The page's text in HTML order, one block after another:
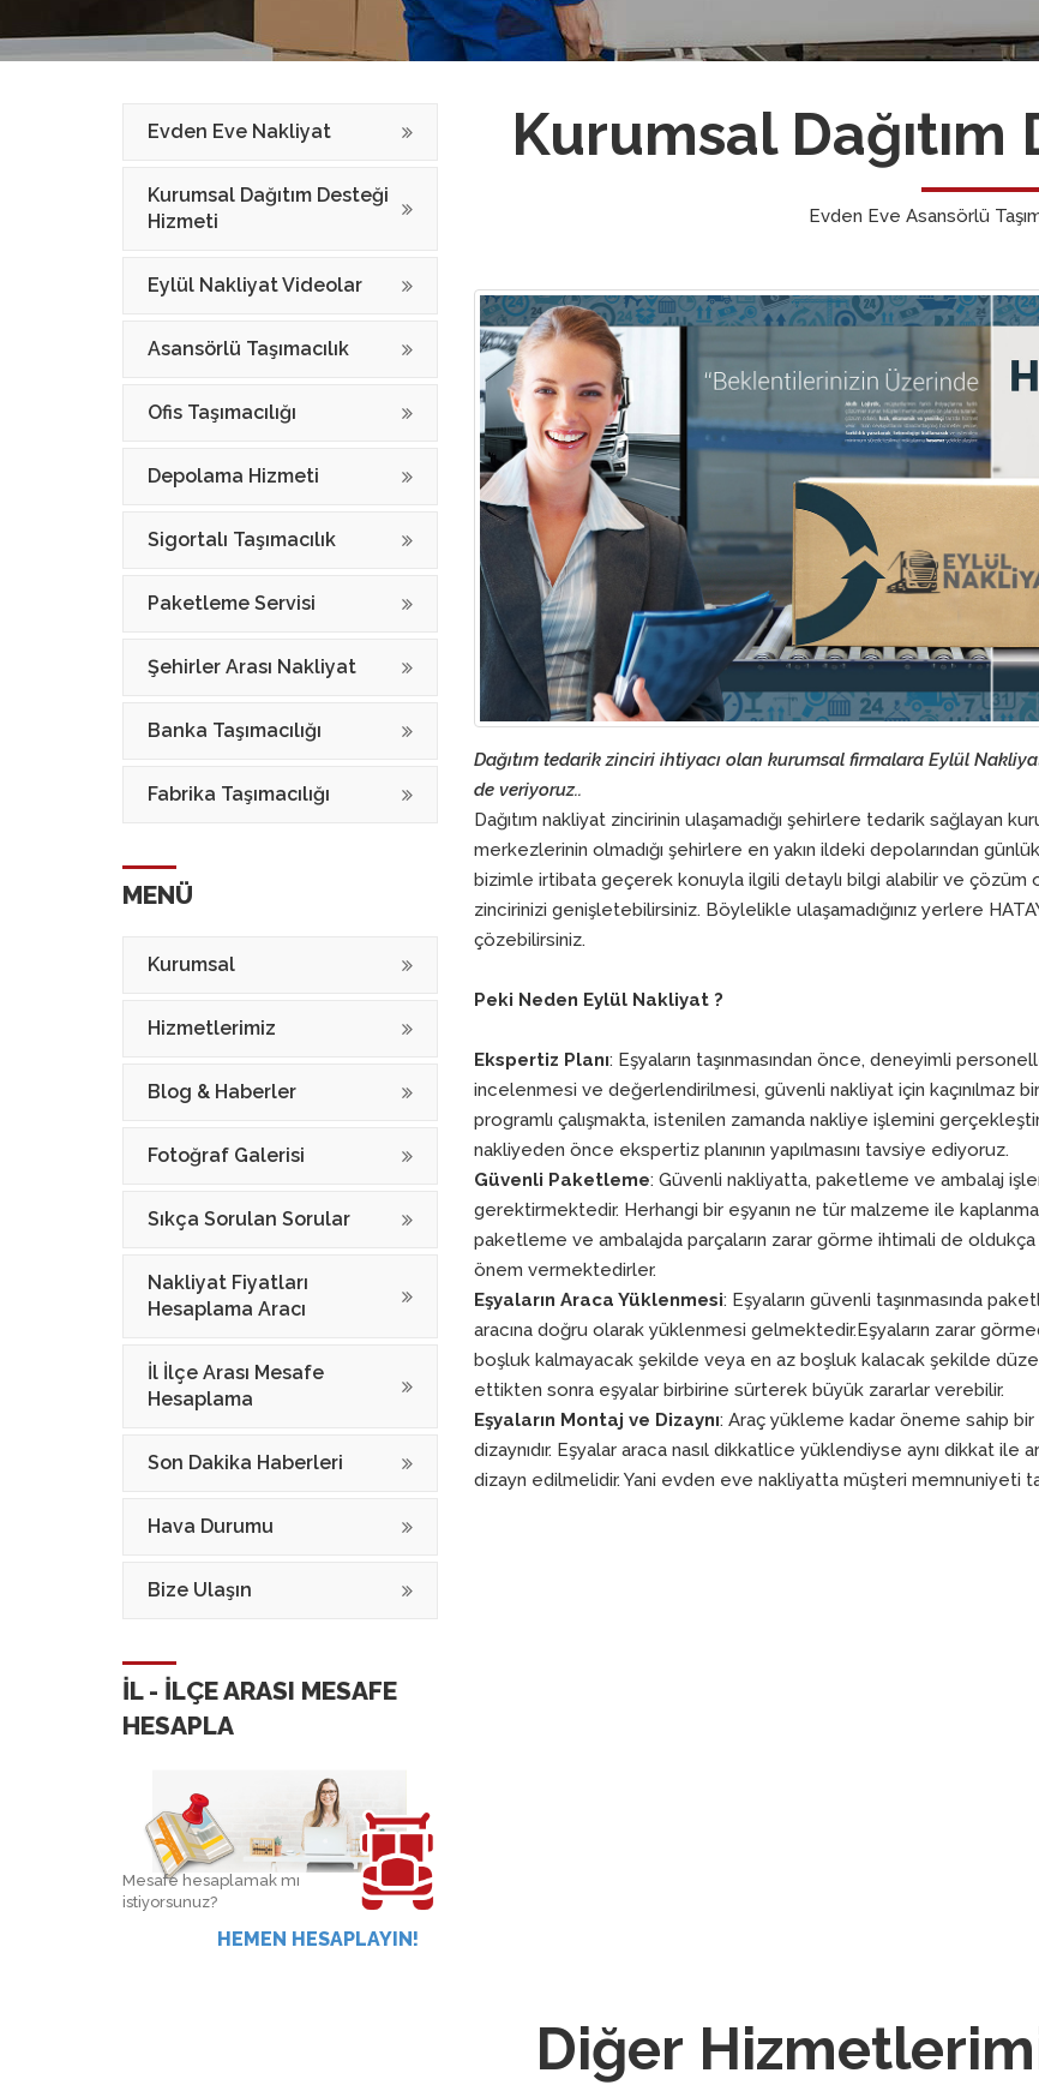
Kurumsal
Evden Eve Asansörlü
Dağıtım tedarik zinciri ihtiyacı olan kurumsal firmalara Eylül
de veriyoruz..
Dağıtım nakliyat zincirinin ulaşamadığı şehirlere tedarik sağlayan
merkezlerinin olmadığı şehirlere en yakın ildeki depolarından
bizimle irtibata geçerek konuyla ilgili detaylı bilgi alabilir ve çözüm
zincirinizi genişletebilirsiniz. Böylelikle ulaşamadığınız yerlere
çözebilirsiniz.
Peki Neden Eylül Nakliyat ?
Ekspertiz Planı: Eşyaların taşınmasından önce, deneyimli
incelenmesi ve değerlendirilmesi, güvenli nakliyat için kaçınılmaz
programlı çalışmakta, istenilen zamanda nakliye işlemini
nakliyeden önce ekspertiz planının yapılmasını tavsiye ediyoruz.
Güvenli Paketleme: Güvenli nakliyatta, paketleme ve ambalaj
gerektirmektedir. Herhangi bir eşyanın ne tür malzeme ile
paketleme ve ambalajda parçaların zarar görme ihtimali de
önem vermektedirler.
Eşyaların Araca Yüklenmesi: Eşyaların güvenli taşınmasında
aracına doğru olarak yüklenmesi gelmektedir.Eşyaların zarar
boşluk kalmayacak şekilde veya en az boşluk kalacak şekilde
ettikten sonra eşyalar birbirine sürterek büyük zararlar verebilir.
Eşyaların Montaj ve Dizaynı: Araç yükleme kadar öneme sahip
dizaynıdır. Eşyalar araca nasıl dikkatlice yüklendiyse aynı dikkat
dizayn edilmelidir. Yani evden eve nakliyatta müşteri memnuniyeti
Evden Eve Nakliyat
Kurumsal Dağıtım Desteği
Hizmeti
Eylül Nakliyat Videolar
Asansörlü Taşımacılık
Ofis Taşımacılığı
Depolama Hizmeti
Sigortalı Taşımacılık
Paketleme Servisi
Şehirler Arası Nakliyat
Banka Taşımacılığı
Fabrika Taşımacılığı
MENÜ
Kurumsal
Hizmetlerimiz
Blog & Haberler
Fotoğraf Galerisi
Sıkça Sorulan Sorular
Nakliyat Fiyatları
Hesaplama Aracı
İl İlçe Arası Mesafe
Hesaplama
Son Dakika Haberleri
Hava Durumu
Bize Ulaşın
İL - İLÇE ARASI MESAFE
HESAPLA
Mesafe hesaplamak mı
istiyorsunuz?
HEMEN HESAPLAYIN!
Diğer